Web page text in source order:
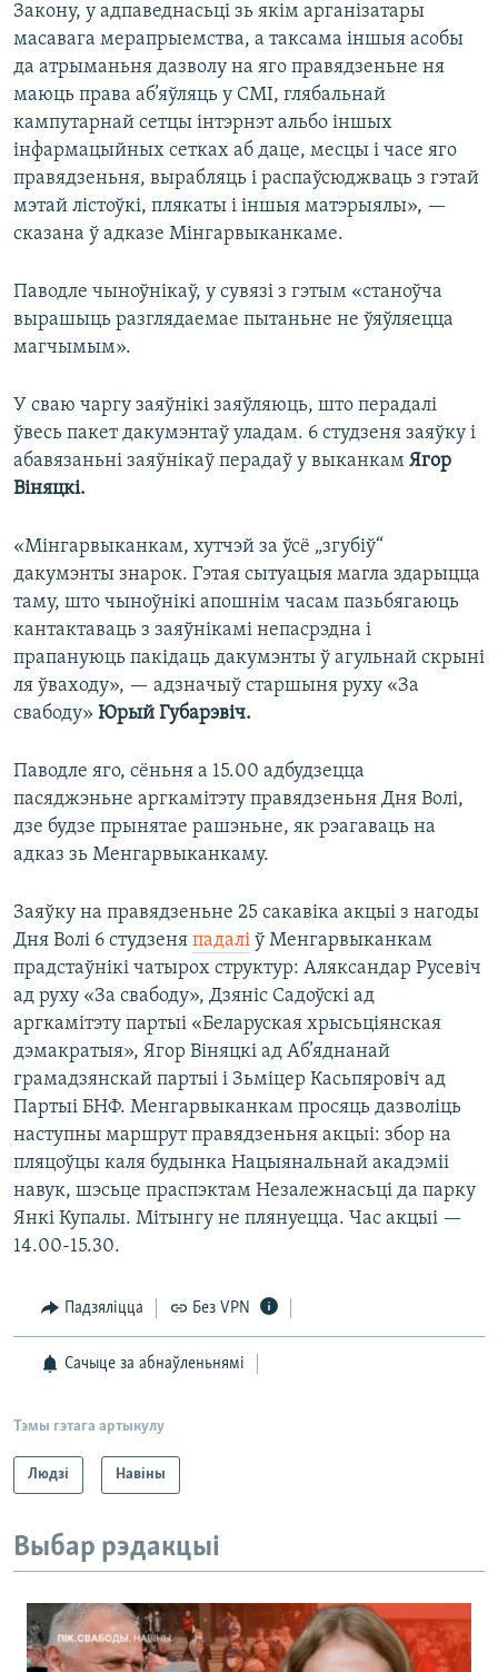
Закону, у адпаведнасьці зь якім арганізатары
масавага мерапрыемства, а таксама іншыя асобы
да атрыманьня дазволу на яго правядзеньне ня
маюць права аб’яўляць у СМІ, глябальнай
кампутарнай сетцы інтэрнэт альбо іншых
інфармацыйных сетках аб даце, месцы і часе яго
правядзеньня, вырабляць і распаўсюджваць з гэтай
мэтай лістоўкі, плякаты і іншыя матэрыялы», —
сказана ў адказе Мінгарвыканкаме.
Паводле чыноўнікаў, у сувязі з гэтым «станоўча
вырашыць разглядаемае пытаньне не ўяўляецца
магчымым».
У сваю чаргу заяўнікі заяўляюць, што перадалі
ўвесь пакет дакумэнтаў уладам. 6 студзеня заяўку і
абавязаньні заяўнікаў перадаў у выканкам Ягор
Віняцкі.
«Мінгарвыканкам, хутчэй за ўсё „згубіў“
дакумэнты знарок. Гэтая сытуацыя магла здарыцца
таму, што чыноўнікі апошнім часам пазьбягаюць
кантактаваць з заяўнікамі непасрэдна і
прапануюць пакідаць дакумэнты ў агульнай скрыні
ля ўваходу», — адзначыў старшыня руху «За
свабоду» Юрый Губарэвіч.
Паводле яго, сёньня а 15.00 адбудзецца
пасяджэньне аргкамітэту правядзеньня Дня Волі,
дзе будзе прынятае рашэньне, як рэагаваць на
адказ зь Менгарвыканкаму.
Заяўку на правядзеньне 25 сакавіка акцыі з нагоды
Дня Волі 6 студзеня падалі ў Менгарвыканкам
прадстаўнікі чатырох структур: Аляксандар Русевіч
ад руху «За свабоду», Дзяніс Садоўскі ад
аргкамітэту партыі «Беларуская хрысьціянская
дэмакратыя», Ягор Віняцкі ад Аб’яднанай
грамадзянскай партыі і Зьміцер Касьпяровіч ад
Партыі БНФ. Менгарвыканкам просяць дазволіць
наступны маршрут правядзеньня акцыі: збор на
пляцоўцы каля будынка Нацыянальнай акадэміі
навук, шэсьце праспэктам Незалежнасьці да парку
Янкі Купалы. Мітынгу не плянуецца. Час акцыі —
14.00-15.30.
Падзяліцца Без VPN
Сачыце за абнаўленьнямі
Тэмы гэтага артыкулу
Людзі Навіны
Выбар рэдакцыі